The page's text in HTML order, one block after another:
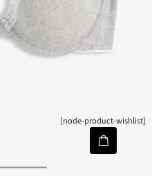
[node-product-wishlist]